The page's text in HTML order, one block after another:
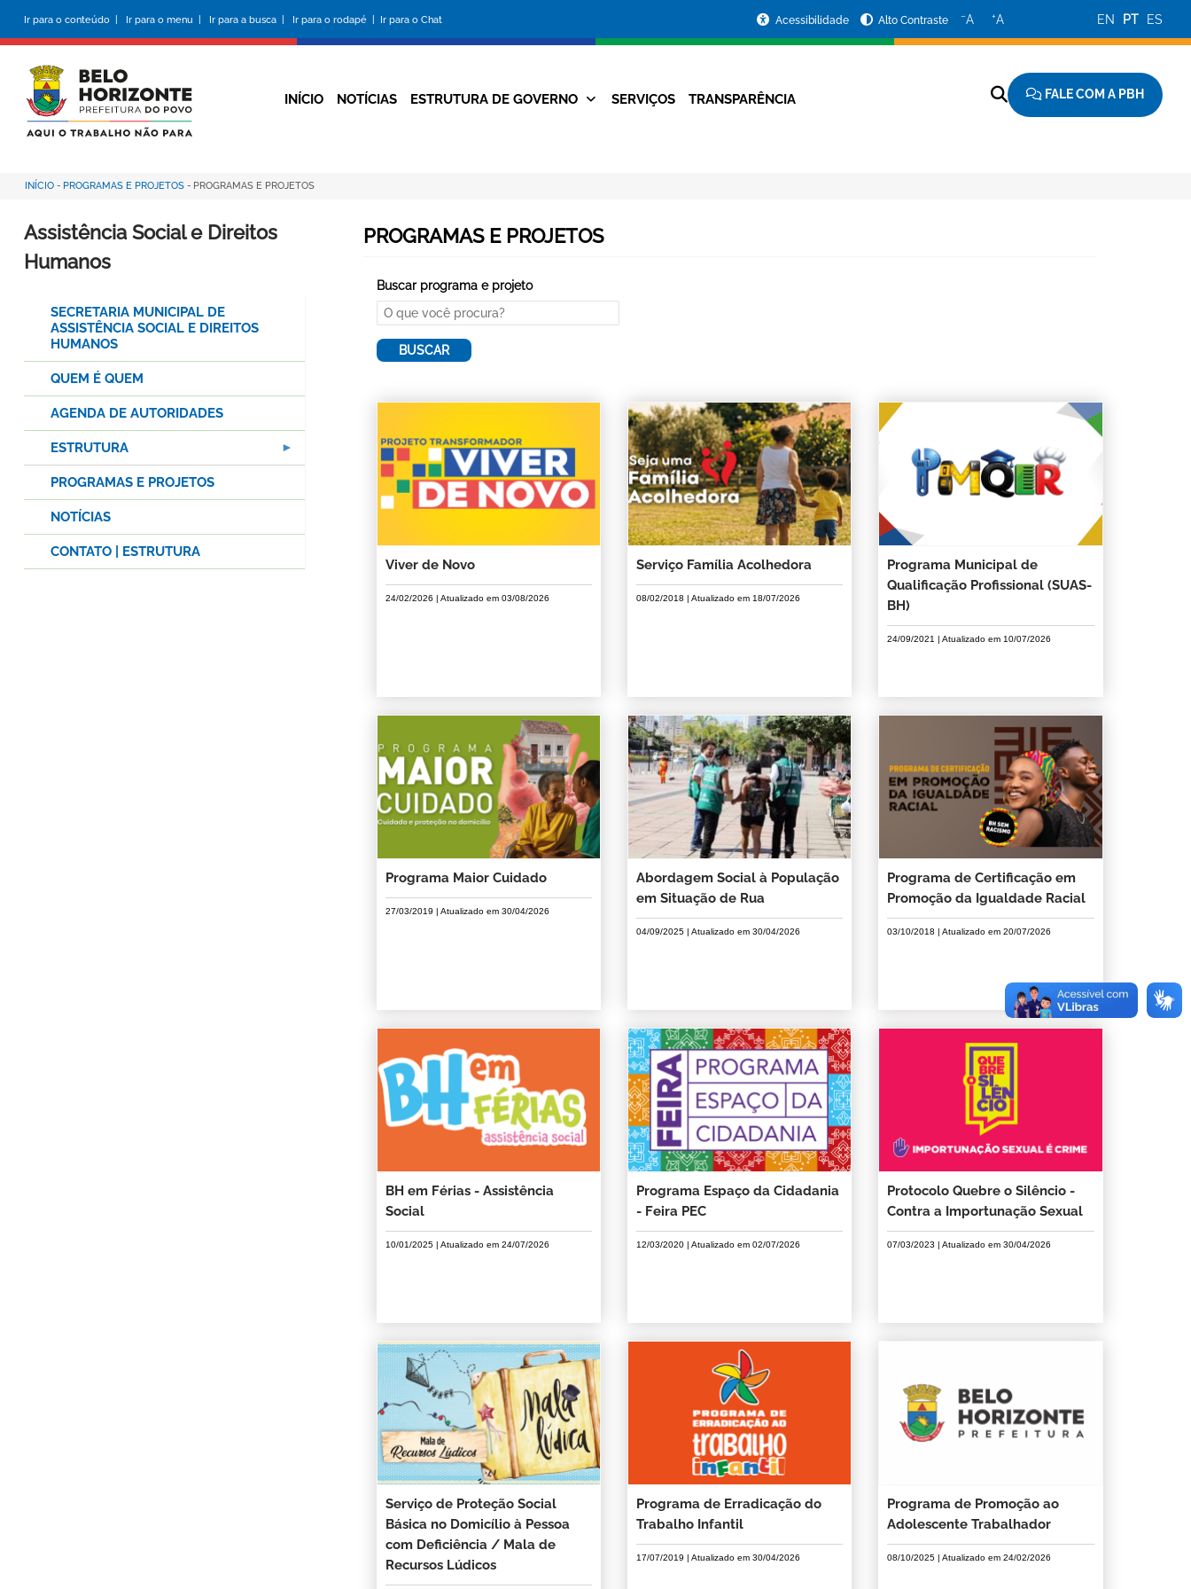
conteúdo
principal
Ir para o conteúdo | Ir para o menu | Ir para a busca | Ir para o rodapé | Ir para o Chat
da
Prefeitura
Acessibilidade Alto Contraste −A +A EN PT ES
Navegação
INÍCIO NOTÍCIAS ESTRUTURA DE GOVERNO SERVIÇOS TRANSPARÊNCIA FALE COM A PBH
Trilha
de
navegação
INÍCIO - PROGRAMAS E PROJETOS - PROGRAMAS E PROJETOS
Buscar programa e projeto
PROGRAMAS E PROJETOS
Viver de Novo
24/02/2026 | Atualizado em 03/08/2026
Serviço Família Acolhedora
08/02/2018 | Atualizado em18/07/2026
Programa Municipal de
Qualificação Profissional (SUAS-
BH)
24/09/2021 | Atualizado em10/07/2026
Programa Maior Cuidado
27/03/2019 | Atualizado em 30/04/2026
Abordagem Social à População
em Situação de Rua
04/09/2025 | Atualizado em30/04/2026
Programa de Certificação em
Promoção da Igualdade Racial
03/10/2018 | Atualizado em20/07/2026
BH em Férias - Assistência
Social
10/01/2025| Atualizado em 24/07/2026
Programa Espaço da Cidadania
- Feira PEC
12/03/2020 | Atualizado em02/07/2026
Protocolo Quebre o Silêncio -
Contra a Importunação Sexual
07/03/2023 | Atualizado em30/04/2026
Serviço de Proteção Social
Básica no Domicílio à Pessoa
com Deficiência / Mala de
Recursos Lúdicos
Programa de Erradicação do
Trabalho Infantil
17/07/2019 | Atualizado em30/04/2026
Programa de Promoção ao
Adolescente Trabalhador
08/10/2025 | Atualizado em24/02/2026
Assistência Social e Direitos
Humanos
SECRETARIA MUNICIPAL DE
ASSISTÊNCIA SOCIAL E DIREITOS
HUMANOS
QUEM É QUEM
AGENDA DE AUTORIDADES
ESTRUTURA
PROGRAMAS E PROJETOS
NOTÍCIAS
CONTATO | ESTRUTURA